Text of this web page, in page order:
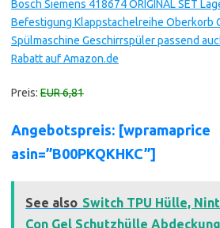
Bosch Siemens 418674 ORIGINAL SET
Befestigung Klappstachelreihe Oberkorb
Spülmaschine Geschirrspüler passend
Rabatt auf Amazon.de
Preis: EUR 6,81
Angebotspreis: [wpramaprice
asin=”B00PKQKHKC”]
See also Switch TPU Hülle,
Con Gel Schutzhülle